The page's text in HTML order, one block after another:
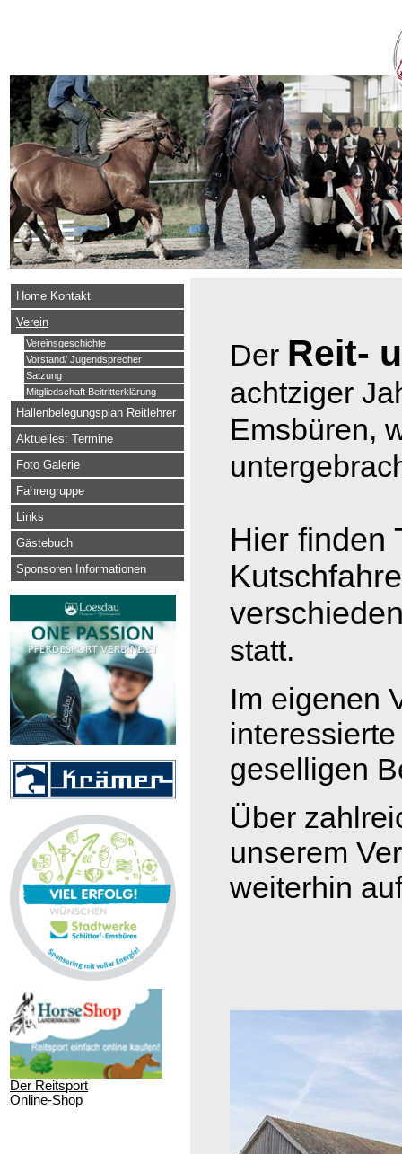
Home Kontakt
Verein
Vereinsgeschichte
Vorstand/ Jugendsprecher
Satzung
Mitgliedschaft Beitritterklärung
Hallenbelegungsplan Reitlehrer
Aktuelles: Termine
Foto Galerie
Fahrergruppe
Links
Gästebuch
Sponsoren Informationen
Der Reitsport
Online-Shop
Der Reit-
achtziger
Emsbüren,
Hier finden
Im eigenen
geselligen
Über
unserem
weiterhin